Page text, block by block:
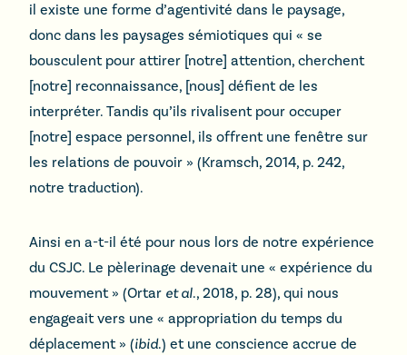
il existe une forme d’agentivité dans le paysage,
donc dans les paysages sémiotiques qui « se
bousculent pour attirer [notre] attention, cherchent
[notre] reconnaissance, [nous] défient de les
interpréter. Tandis qu’ils rivalisent pour occuper
[notre] espace personnel, ils offrent une fenêtre sur
les relations de pouvoir » (Kramsch, 2014, p. 242,
notre traduction).
Ainsi en a-t-il été pour nous lors de notre expérience
du CSJC. Le pèlerinage devenait une « expérience du
mouvement » (Ortar et al., 2018, p. 28), qui nous
engageait vers une « appropriation du temps du
déplacement » (ibid.) et une conscience accrue de